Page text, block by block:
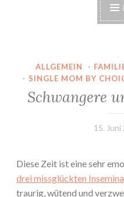
ALLGEMEIN ·
· SINGLE MOM BY
Schwangere
15. Juni
Diese Zeit ist eine sehr
drei missglückten
traurig, wütend und